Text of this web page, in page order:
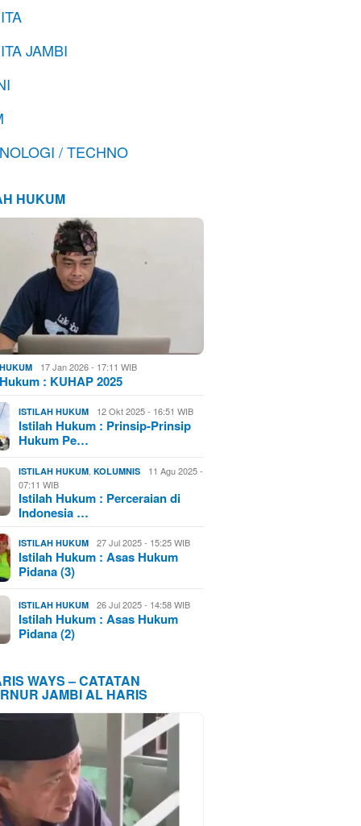
JAMBI
/ TECHNO
HUKUM
17 Jan 2026 - 17:11 WIB
: KUHAP 2025
ISTILAH HUKUM 12 Okt 2025 - 16:51 WIB
Istilah Hukum : Prinsip-Prinsip
Hukum Pe…
ISTILAH HUKUM ,KOLUMNIS
11 Agu 2025 -
07:11 WIB
Istilah Hukum : Perceraian di
Indonesia …
ISTILAH HUKUM 27 Jul 2025 - 15:25 WIB
Istilah Hukum : Asas Hukum
Pidana (3)
ISTILAH HUKUM 26 Jul 2025 - 14:58 WIB
Istilah Hukum : Asas Hukum
Pidana (2)
WAYS – CATATAN
JAMBI AL HARIS